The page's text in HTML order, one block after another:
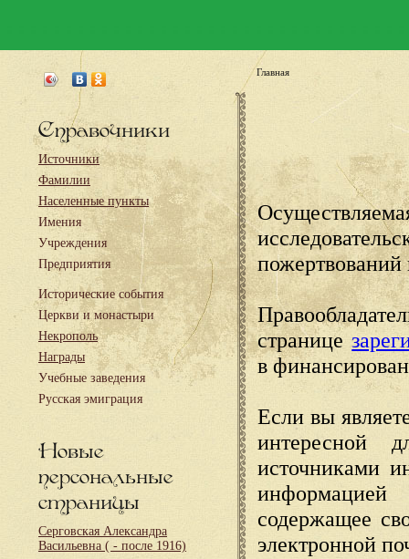
Справочники
Источники
Фамилии
Населенные пункты
Имения
Учреждения
Предприятия
Исторические события
Церкви и монастыри
Некрополь
Награды
Учебные заведения
Русская эмиграция
Новые
персональные
страницы
Серговская Александра
Васильевна ( - после 1916)
Главная
пожертвований
странице
в
Если вы
интересной
источниками
содержащее
электронной